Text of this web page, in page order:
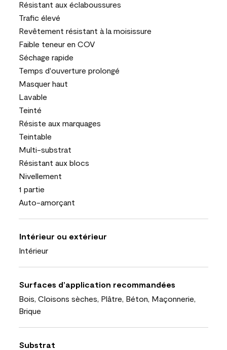
Résistant aux éclaboussures
Trafic élevé
Revêtement résistant à la moisissure
Faible teneur en COV
Séchage rapide
Temps d'ouverture prolongé
Masquer haut
Lavable
Teinté
Résiste aux marquages
Teintable
Multi-substrat
Résistant aux blocs
Nivellement
1 partie
Auto-amorçant
Intérieur ou extérieur
Intérieur
Surfaces d’application recommandées
Bois, Cloisons sèches, Plâtre, Béton, Maçonnerie,
Brique
Substrat